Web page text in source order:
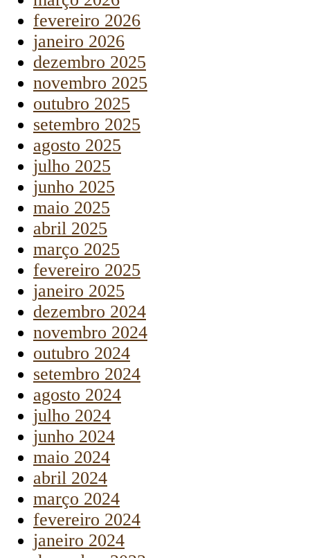
fevereiro 2026
janeiro 2026
dezembro 2025
novembro 2025
outubro 2025
setembro 2025
agosto 2025
julho 2025
junho 2025
maio 2025
abril 2025
março 2025
fevereiro 2025
janeiro 2025
dezembro 2024
novembro 2024
outubro 2024
setembro 2024
agosto 2024
julho 2024
junho 2024
maio 2024
abril 2024
março 2024
fevereiro 2024
janeiro 2024